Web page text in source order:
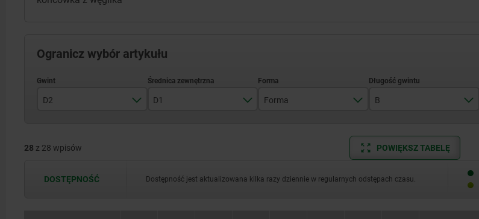
Ogranicz wybór artykułu
D2
M4
D1 Forma B
10
28 z 28 wpisów POWIĘKSZ TABELĘ
DOSTĘPNOŚĆ Dostępność jest aktualizowana kilka razy dziennie w regularnych odstępach czasu.